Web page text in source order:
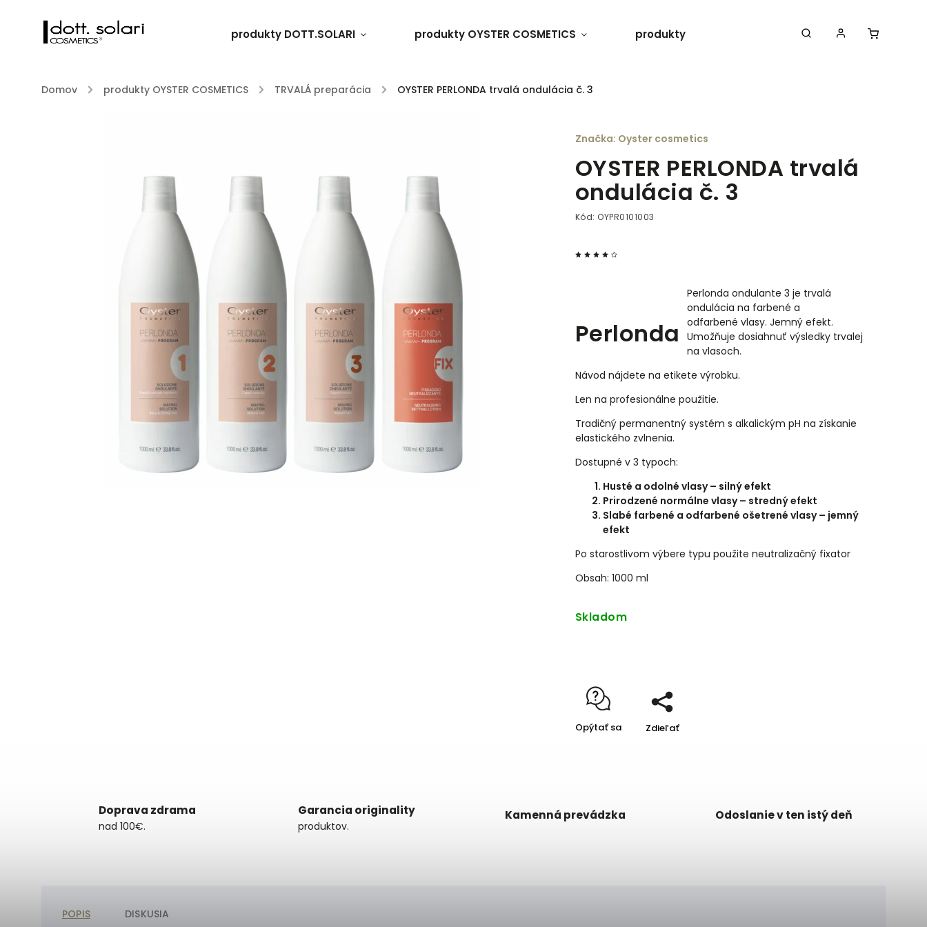
produkty DOTT.SOLARI produkty OYSTER COSMETICS produkty ROLLAND Iná doplnková vlasová
Domov / produkty OYSTER COSMETICS / TRVALÁ preparácia / OYSTER PERLONDA trvalá ondulácia č. 3
OYSTER PERLONDA trvalá
ondulácia č. 3
Kód: OYPR0101003
Perlonda
Perlonda ondulante 3 je trvalá
ondulácia na farbené a
odfarbené vlasy. Jemný efekt.
Umožňuje dosiahnuť výsledky trvalej
na vlasoch.
Návod nájdete na etikete výrobku.
Len na profesionálne použitie.
Tradičný permanentný systém s alkalickým pH na získanie
elastického zvlnenia.
Dostupné v 3 typoch:
Husté a odolné vlasy – silný efekt
Prirodzené normálne vlasy – stredný efekt
Slabé farbené a odfarbené ošetrené vlasy – jemný
efekt
Po starostlivom výbere typu použite neutralizačný fixator
Obsah: 1000 ml
Značka: Oyster cosmetics
Skladom
Opýtať sa Zdieľať
Doprava zdrama
nad 100€.
Garancia originality
produktov.
Kamenná prevádzka Odoslanie v ten istý deň
POPIS DISKUSIA